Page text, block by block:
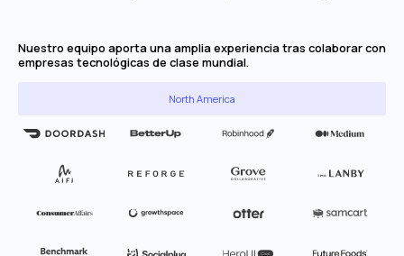
Nuestro equipo aporta una amplia experiencia tras colaborar con
empresas tecnológicas de clase mundial.
North America